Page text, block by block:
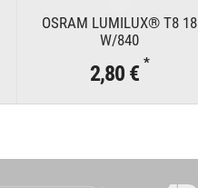
OSRAM LUMILUX® T8 18
W/840
2,80 € *